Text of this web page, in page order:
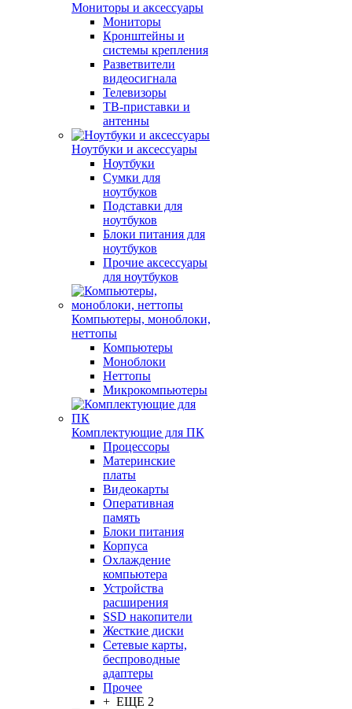
Мониторы и аксессуары
Мониторы
Кронштейны и
системы крепления
Разветвители
видеосигнала
Телевизоры
ТВ-приставки и
антенны
Ноутбуки и аксессуары
Ноутбуки
Сумки для
ноутбуков
Подставки для
ноутбуков
Блоки питания для
ноутбуков
Прочие аксессуары
для ноутбуков
Компьютеры, моноблоки,
неттопы
Компьютеры
Моноблоки
Неттопы
Микрокомпьютеры
Комплектующие для ПК
Процессоры
Материнские
платы
Видеокарты
Оперативная
память
Блоки питания
Корпуса
Охлаждение
компьютера
Устройства
расширения
SSD накопители
Жесткие диски
Сетевые карты,
беспроводные
адаптеры
Прочее
+ ЕЩЕ 2